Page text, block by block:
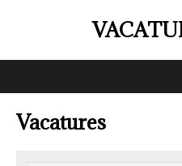
Vacatures